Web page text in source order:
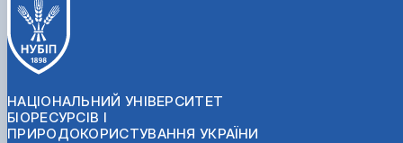
НАЦІОНАЛЬНИЙ УНІВЕРСИТЕТ
БІОРЕСУРСІВ І
ПРИРОДОКОРИСТУВАННЯ УКРАЇНИ